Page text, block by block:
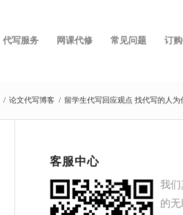
代写服务 网课代修 常见问题 订
/ 论文代写博客 / 留学生代写回应观点 找代写的人为
客服中心
我们
的无